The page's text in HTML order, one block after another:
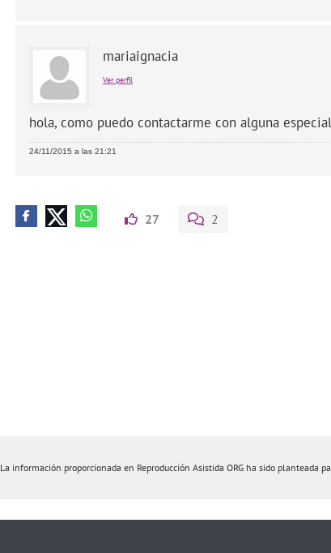
mariaignacia
Ver perfil
hola, como puedo contactarme con alguna
24/11/2015 a las 21:21
27 2
La información proporcionada en Reproducción Asistida ORG ha sido